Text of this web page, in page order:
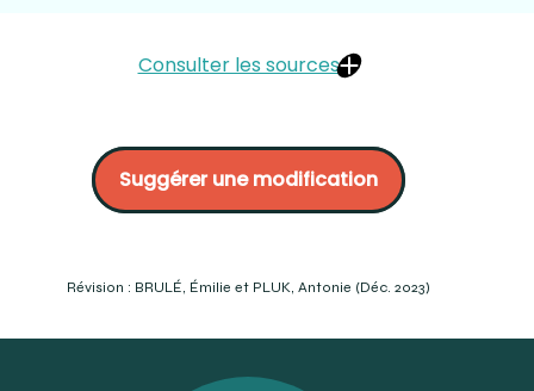
Consulter les sources
terminologique. OQLF. :
https://vitrinelinguistique.oqlf.gouv.qc.ca/fiche-
gdt/fiche/8382037/premolaire
BERLATIE B. « Glossaire ». Ordre des technologues en
https://otpadq.com/glossaire/
Suggérer une modification
Révision : BRULÉ, Émilie et PLUK, Antonie (Déc. 2023)